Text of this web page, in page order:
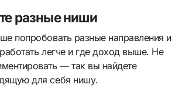
разные ниши
попробовать разные направления и
легче и где доход выше. Не
— так вы найдете
для себя нишу.